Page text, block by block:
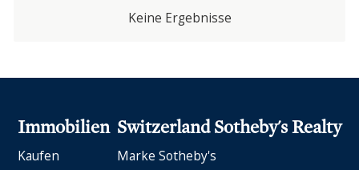
Keine Ergebnisse
Immobilien
Kaufen
Switzerland Sotheby's Realty
Marke Sotheby's